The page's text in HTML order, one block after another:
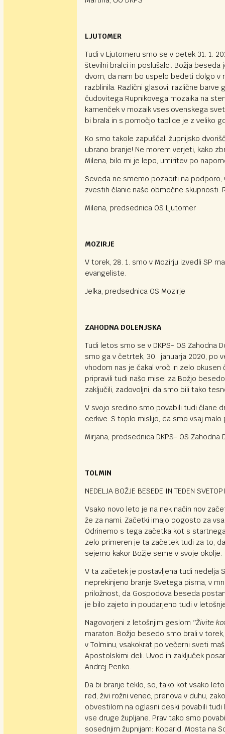
LJUTOMER
Tudi v Ljutomeru smo se v petek 31. 1.
številni bralci in poslušalci. Božja
dvom, da nam bo uspelo bedeti dolgo v
razblinila. Različni glasovi, različne
čudovitega Rupnikovega mozaika na
kamenček v mozaik vseslovenskega
bi brala in s pomočjo tablice je z veliko
Ko smo takole zapuščali župnijsko
ubrano branje! Ne morem verjeti, kako
Milena, bilo mi je lepo, umiritev po
Seveda ne smemo pozabiti na podporo,
zvestih članic naše območne skupnosti.
Milena, predsednica OS Ljutomer
MOZIRJE
V torek, 28. 1. smo v Mozirju izvedli SP
evangeliste.
Jelka, predsednica OS Mozirje
ZAHODNA DOLENJSKA
Tudi letos smo se v DKPS- OS Zahodna
smo ga v četrtek, 30. januarja 2020, po
vhodom nas je čakal vroč in zelo
pripravili tudi našo misel za Božjo
zaključili, zadovoljni, da smo bili tako
V svojo sredino smo povabili tudi člane
cerkve. S toplo mislijo, da smo vsaj
Mirjana, predsednica DKPS- OS Zahodna
TOLMIN
NEDELJA BOŽJE BESEDE IN TEDEN
Vsako novo leto je na nek način nov
že za nami. Začetki imajo pogosto za
Odrinemo s tega začetka kot s
zelo primeren je ta začetek tudi za to,
sejemo kakor Božje seme v svoje okolje.
V ta začetek je postavljena tudi nedelja
neprekinjeno branje Svetega pisma, v
priložnost, da Gospodova beseda
je bilo zajeto in poudarjeno tudi v
Nagovorjeni z letošnjim geslom ''Živite
maraton. Božjo besedo smo brali v
v Tolminu, vsakokrat po večerni sveti
Apostolskimi deli. Uvod in zaključek
Andrej Penko.
Da bi branje teklo, so, tako kot vsako
red, živi rožni venec, prenova v duhu,
obvestilom na oglasni deski povabili
vse druge župljane. Prav tako smo
sosednjim župnijam: Kobarid, Mosta na